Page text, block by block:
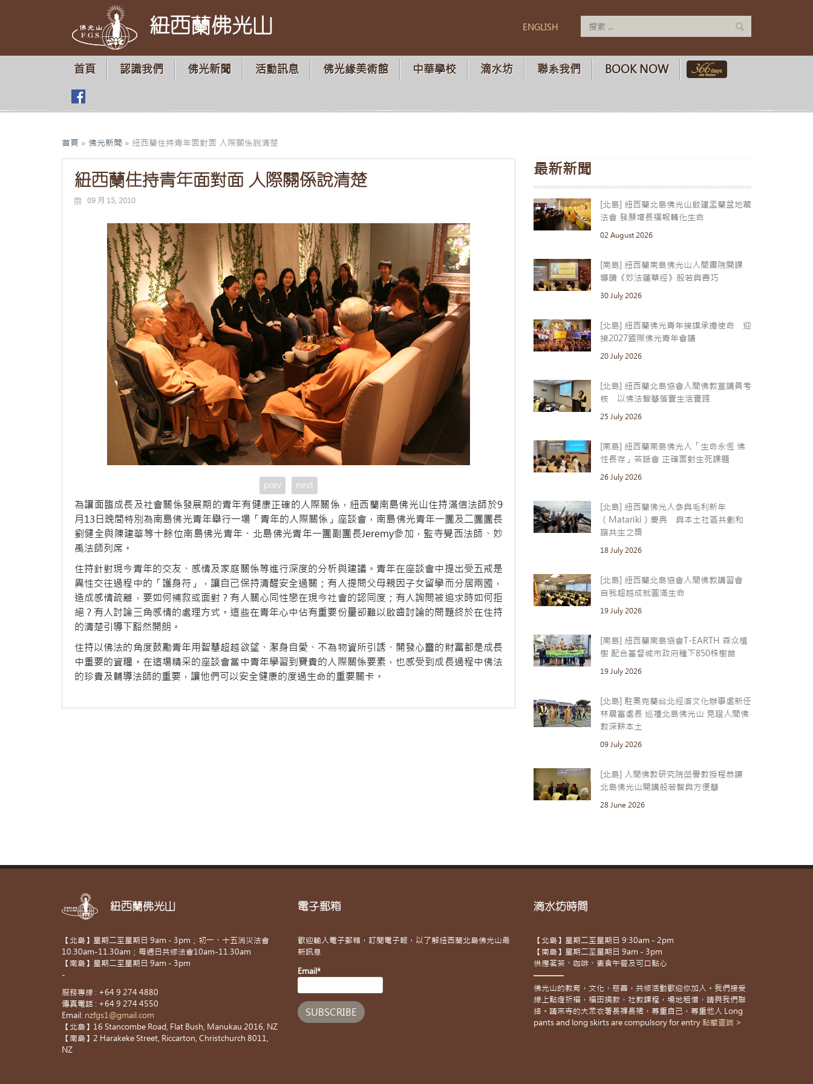
紐西蘭佛光山 ENGLISH
首頁 認識我們 佛光新聞 活動訊息 佛光緣美術館 中華學校 滴水坊 聯系我們 BOOK NOW
首頁 » 佛光新聞 » 紐西蘭住持青年面對面 人際關係說清楚
紐西蘭住持青年面對面 人際關係說清楚
09 月 15, 2010
prev next
為讓面臨成長及社會關係發展期的青年有健康正確的人際關係，紐西蘭南島佛光山住持滿信法師於9
月13日晚間特別為南島佛光青年舉行一場「青年的人際關係」座談會，南島佛光青年一團及二團團長
劉健全與陳建華等十餘位南島佛光青年、北島佛光青年一團副團長Jeremy參加，監寺覺西法師、妙
禹法師列席。
住持針對現今青年的交友、感情及家庭關係等進行深度的分析與建議。青年在座談會中提出受五戒是
異性交往過程中的「護身符」，讓自己保持清醒安全過關；有人提問父母親因子女留學而分居兩國，
造成感情疏離，要如何補救或面對？有人關心同性戀在現今社會的認同度；有人詢問被追求時如何拒
絕？有人討論三角感情的處理方式。這些在青年心中佔有重要份量卻難以啟齒討論的問題終於在住持
的清楚引導下豁然開朗。
住持以佛法的角度鼓勵青年用智慧超越欲望、潔身自愛、不為物資所引誘、開發心靈的財富都是成長
中重要的資糧。在這場精采的座談會當中青年學習到寶貴的人際關係要素，也感受到成長過程中佛法
的珍貴及輔導法師的重要，讓他們可以安全健康的度過生命的重要關卡。
最新新聞
[北島] 紐西蘭北島佛光山啟建盂蘭盆地藏
法會 發願增長福報轉化生命
02 August 2026
[南島] 紐西蘭南島佛光山人間書院開課
導讀《妙法蓮華經》般若與善巧
30 July 2026
[北島] 紐西蘭佛光青年接旗承擔使命 迎
接2027國際佛光青年會議
20 July 2026
[北島] 紐西蘭北島協會人間佛教宣講員考
核 以佛法智慧落實生活實踐
25 July 2026
[南島] 紐西蘭南島佛光人「生命永恆 佛
性長存」茶話會 正確面對生死課題
26 July 2026
[北島] 紐西蘭佛光人參與毛利新年
（Matariki）慶典 與本土社區共劃和
諧共生之槳
18 July 2026
[北島] 紐西蘭北島協會人間佛教講習會
自我超越成就圓滿生命
19 July 2026
[南島] 紐西蘭南島協會T-EARTH 森众植
樹 配合基督城市政府種下850株樹苗
19 July 2026
[北島] 駐奧克蘭台北經濟文化辦事處新任
林晨富處長 巡禮北島佛光山 見證人間佛
教深耕本土
09 July 2026
[北島] 人間佛教研究院榮譽教授程恭讓
北島佛光山開講般若智與方便慧
28 June 2026
紐西蘭佛光山
【北島】星期二至星期日 9am - 3pm；初一、十五消災法會
10.30am-11.30am；每週日共修法會10am-11.30am
【南島】星期二至星期日 9am - 3pm
-
服務專線 : +64 9 274 4880
傳真電話 : +64 9 274 4550
Email: nzfgs1@gmail.com
【北島】16 Stancombe Road, Flat Bush, Manukau 2016, NZ
【南島】2 Harakeke Street, Riccarton, Christchurch 8011,
NZ
電子郵箱
歡迎輸入電子郵箱，訂閱電子報，以了解紐西蘭北島佛光山最
新訊息
Email*
滴水坊時間
【北島】星期二至星期日 9:30am - 2pm
【南島】星期二至星期日 9am - 3pm
供應茗茶、咖啡、素食午餐及可口點心
佛光山的教育，文化，慈善，共修活動歡迎你加入。我們接受
線上點燈祈福，福田捐款，社教課程，場地租借，請與我們聯
絡。請來寺的大眾衣著長褲長裙，尊重自己，尊重他人 Long
pants and long skirts are compulsory for entry 點擊查詢 >